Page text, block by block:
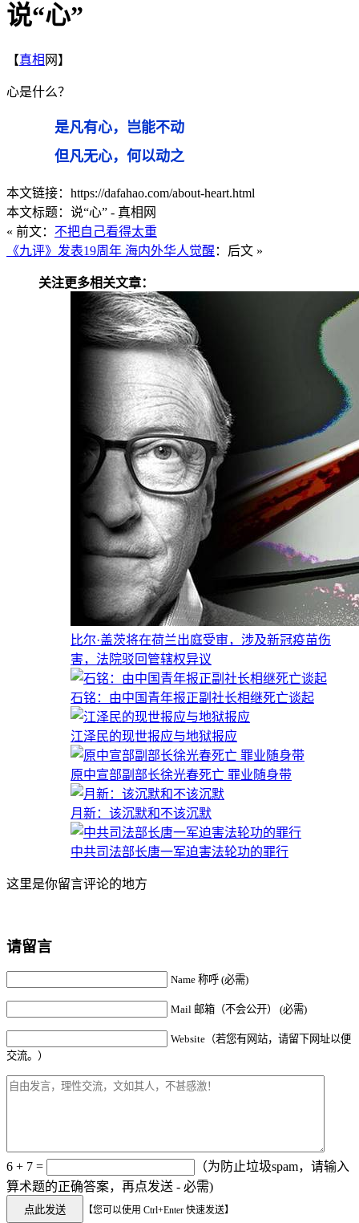
说“心”
【真相 网】
心是什么？
是凡有心，岂能不动
但凡无心，何以动之
本文链接：https://dafahao.com/about-heart.html
本文标题：说“心” - 真相网
« 前文： 不把自己看得太重
《九评》发表19周年 海内外华人觉醒 ：后文 »
关注更多相关文章：
比尔·盖茨将在荷兰出庭受审，涉及新冠疫苗伤
害，法院驳回管辖权异议
石铭：由中国青年报正副社长相继死亡谈起
江泽民的现世报应与地狱报应
原中宣部副部长徐光春死亡 罪业随身带
月新：该沉默和不该沉默
中共司法部长唐一军迫害法轮功的罪行
这里是你留言评论的地方
请留言
Name 称呼 (必需)
Mail 邮箱（不会公开） (必需)
Website（若您有网站，请留下网址以便
交流。）
6 + 7 =
（为防止垃圾spam，请输入
算术题的正确答案，再点发送 - 必需)
【您可以使用 Ctrl+Enter 快速发送】